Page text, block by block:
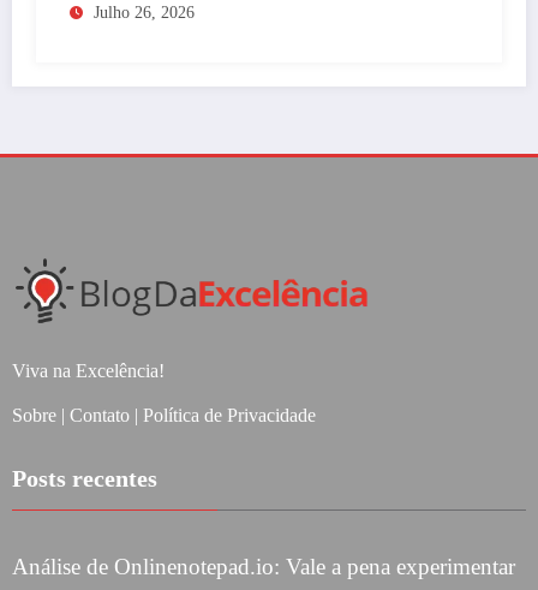
Julho 26, 2026
Viva na Excelência!
Sobre | Contato | Política de Privacidade
Posts recentes
Análise de Onlinenotepad.io: Vale a pena experimentar